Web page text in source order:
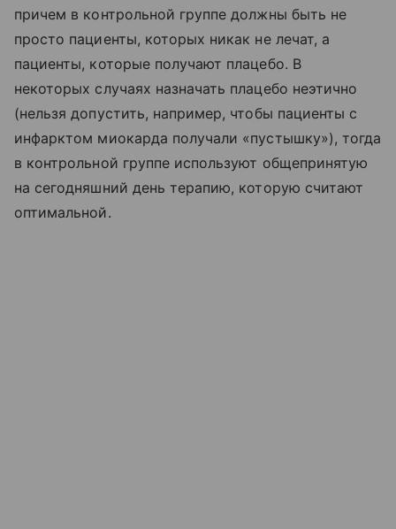
причем в контрольной группе должны быть не
просто пациенты, которых никак не лечат, а
пациенты, которые получают плацебо. В
некоторых случаях назначать плацебо неэтично
(нельзя допустить, например, чтобы пациенты с
инфарктом миокарда получали «пустышку»), тогда
в контрольной группе используют общепринятую
на сегодняшний день терапию, которую считают
оптимальной.